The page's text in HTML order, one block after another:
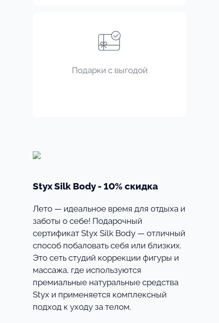
Подарки с выгодой
Styx Silk Body - 10% скидка
Лето — идеальное время для отдыха и
заботы о себе! Подарочный
сертификат Styx Silk Body — отличный
способ побаловать себя или близких.
Это сеть студий коррекции фигуры и
массажа, где используются
премиальные натуральные средства
Styx и применяется комплексный
подход к уходу за телом.